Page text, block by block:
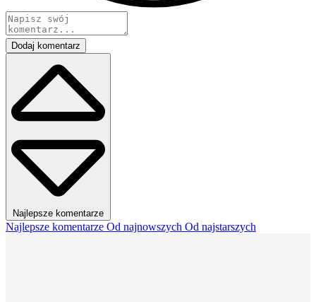
Dodaj komentarz
Najlepsze komentarze
Najlepsze komentarze Od najnowszych Od najstarszych